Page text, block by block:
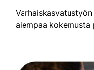
aiempaa